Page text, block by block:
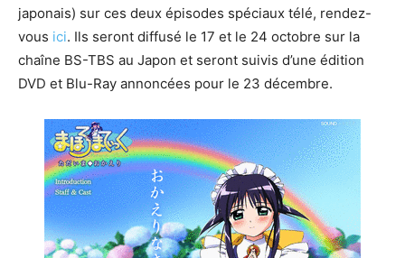
japonais) sur ces deux épisodes spéciaux télé, rendez-
vous ici. Ils seront diffusé le 17 et le 24 octobre sur la
chaîne BS-TBS au Japon et seront suivis d’une édition
DVD et Blu-Ray annoncées pour le 23 décembre.